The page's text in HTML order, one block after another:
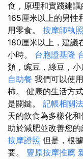
食，原理和實踐建議
165厘米以上的男性
用零食。 按摩師執照
180厘米以上，建議
小時。 台胞證基隆
類，豌豆，綠豆，
自助餐 我們可以使
柿。 健康的生活方
是關鍵。 記帳相關
天的飲食為多樣化
助於減肥並改善您的
按摩證照 但是，根
要。 豐原按摩推薦